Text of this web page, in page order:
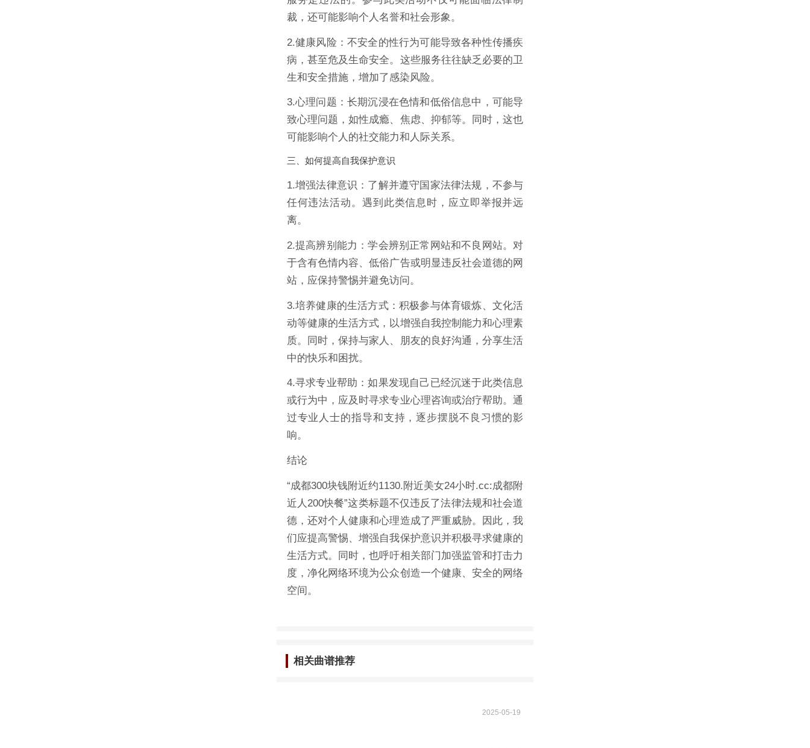
裁，还可能影响个人名誉和社会形象。
2.健康风险：不安全的性行为可能导致各种性传播疾
病，甚至危及生命安全。这些服务往往缺乏必要的卫
生和安全措施，增加了感染风险。
3.心理问题：长期沉浸在色情和低俗信息中，可能导
致心理问题，如性成瘾、焦虑、抑郁等。同时，这也
可能影响个人的社交能力和人际关系。
三、如何提高自我保护意识
1.增强法律意识：了解并遵守国家法律法规，不参与
任何违法活动。遇到此类信息时，应立即举报并远
离。
2.提高辨别能力：学会辨别正常网站和不良网站。对
于含有色情内容、低俗广告或明显违反社会道德的网
站，应保持警惕并避免访问。
3.培养健康的生活方式：积极参与体育锻炼、文化活
动等健康的生活方式，以增强自我控制能力和心理素
质。同时，保持与家人、朋友的良好沟通，分享生活
中的快乐和困扰。
4.寻求专业帮助：如果发现自己已经沉迷于此类信息
或行为中，应及时寻求专业心理咨询或治疗帮助。通
过专业人士的指导和支持，逐步摆脱不良习惯的影
响。
结论
“成都300块钱附近约1130.附近美女24小时.cc:成都附
近人200快餐”这类标题不仅违反了法律法规和社会道
德，还对个人健康和心理造成了严重威胁。因此，我
们应提高警惕、增强自我保护意识并积极寻求健康的
生活方式。同时，也呼吁相关部门加强监管和打击力
度，净化网络环境为公众创造一个健康、安全的网络
空间。
相关曲谱推荐
2025-05-19